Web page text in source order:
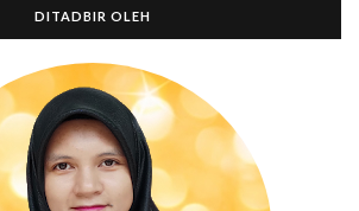
DITADBIR OLEH